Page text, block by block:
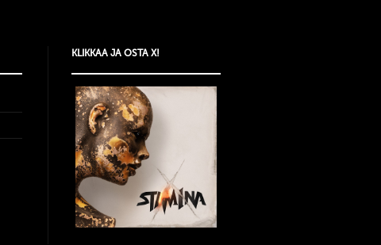
KLIKKAA JA OSTA X!